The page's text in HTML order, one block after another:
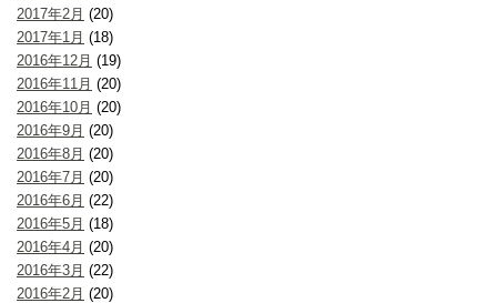
2017年2月 (20)
2017年1月 (18)
2016年12月 (19)
2016年11月 (20)
2016年10月 (20)
2016年9月 (20)
2016年8月 (20)
2016年7月 (20)
2016年6月 (22)
2016年5月 (18)
2016年4月 (20)
2016年3月 (22)
2016年2月 (20)